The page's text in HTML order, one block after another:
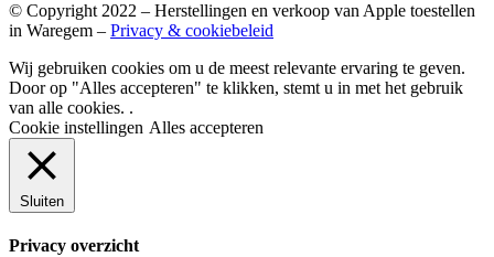
© Copyright 2022 – Herstellingen en verkoop van Apple toestellen
in Waregem – Privacy & cookiebeleid
Wij gebruiken cookies om u de meest relevante ervaring te geven.
Door op "Alles accepteren" te klikken, stemt u in met het gebruik
van alle cookies. .
Cookie instellingen Alles accepteren
Sluiten
Privacy overzicht